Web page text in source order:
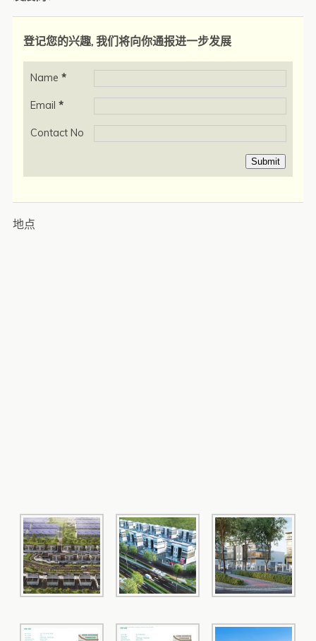
登记您的兴趣, 我们将向你通报进一步发展
Name *
Email *
Contact No
Submit
地点